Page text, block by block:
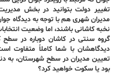
تغییر دولت بتوانید در بخش
مدیران شهری هم با توجه به دیدگاه
نخبه کاشانی باشند، اما وضعیت
گروه سنتی در کاشان دوباره در
دیدگاهشان با شما کاملاً متفاوت
تعیین مدیران در سطح شهرستان، به
بود یا سکوت خواهید کرد؟